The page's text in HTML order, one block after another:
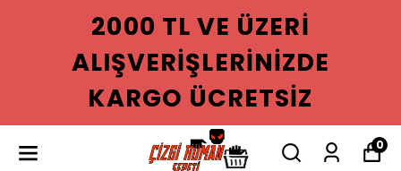
2000 TL
KARGO
0